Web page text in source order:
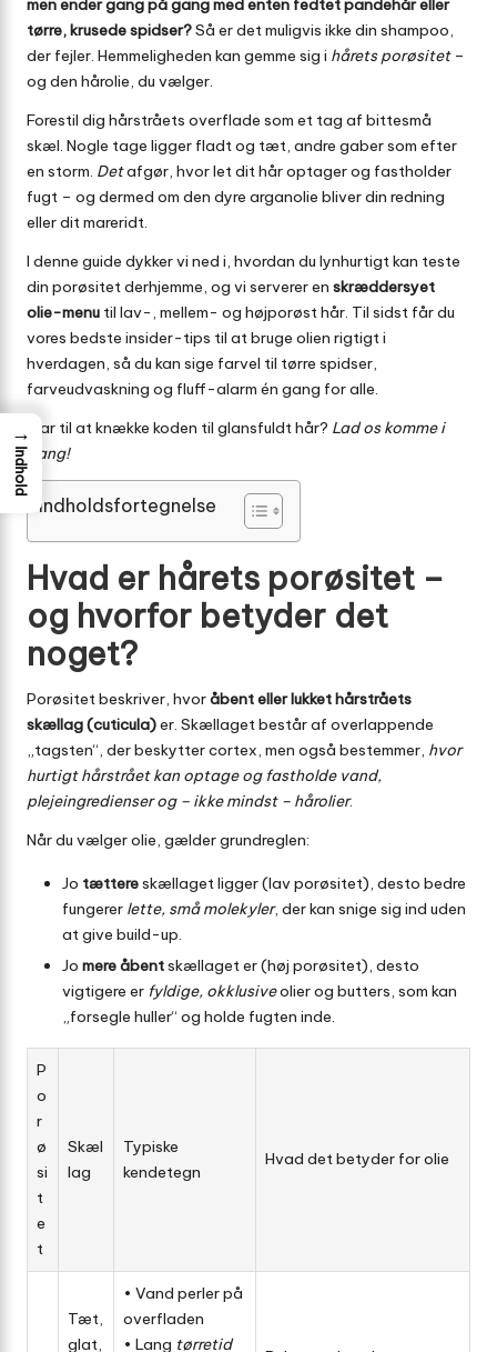
men ender gang på gang med enten fedtet pandehår eller
tørre, krusede spidser?Så er det muligvis ikke din shampoo,
der fejler. Hemmeligheden kan gemme sig i hårets porøsitet–
og den hårolie, du vælger.
Forestil dig hårstråets overflade som et tag af bittesmå
skæl. Nogle tage ligger fladt og tæt, andre gaber som efter
en storm. Detafgør, hvor let dit hår optager og fastholder
fugt – og dermed om den dyre arganolie bliver din redning
eller dit mareridt.
I denne guide dykker vi ned i, hvordan du lynhurtigt kan teste
din porøsitet derhjemme, og vi serverer en skræddersyet
olie-menu til lav-, mellem- og højporøst hår. Til sidst får du
vores bedste insider-tips til at bruge olien rigtigt i
hverdagen, så du kan sige farvel til tørre spidser,
farveudvaskning og fluff-alarm én gang for alle.
Klar til at knække koden til glansfuldt hår? Lad os komme i
gang!
Indholdsfortegnelse
Hvad er hårets porøsitet –
og hvorfor betyder det
noget?
Porøsitet beskriver, hvoråbent eller lukket hårstråets
skællag (cuticula)er. Skællaget består af overlappende
„tagsten“, der beskytter cortex, men også bestemmer, hvor
hurtigt hårstrået kan optage og fastholde vand,
plejeingredienser og – ikke mindst – hårolier.
Når du vælger olie, gælder grundreglen:
Jo tættereskællaget ligger (lav porøsitet), desto bedre
fungerer lette, små molekyler, der kan snige sig ind uden
at give build-up.
Jo mere åbentskællaget er (høj porøsitet), desto
vigtigere er fyldige, okklusiveolier og butters, som kan
„forsegle huller“ og holde fugten inde.
P
o
r
ø
si
t
e
t
Skæl
lag
Typiske
kendetegn
Hvad det betyder for olie
Tæt,
glat,
• Vand perler på
overfladen
• Lang tørretid
→
Indhold